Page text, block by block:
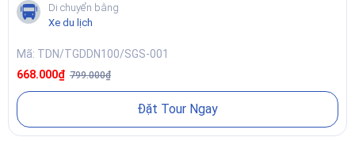
Di chuyển bằng
Xe du lịch
Mã: TDN/TGDDN100/SGS-001
668.000₫ 799.000₫
Đặt Tour Ngay